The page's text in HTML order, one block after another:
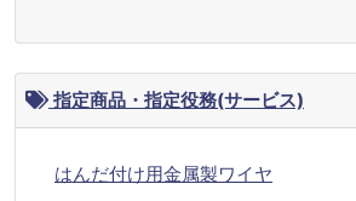
指定商品・指定役務(サービス)
はんだ付け用金属製ワイヤ